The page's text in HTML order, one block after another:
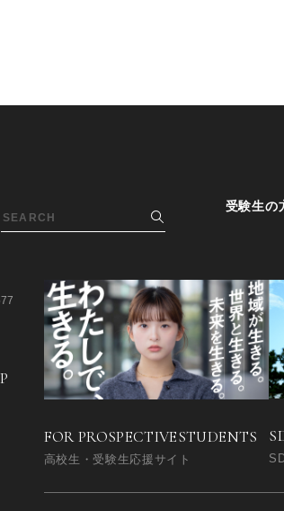
受験生の
FOR PROSPECTIVESTUDENTS
高校生・受験生応援サイト